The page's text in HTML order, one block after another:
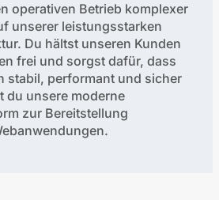
operativen Betrieb komplexer
unserer leistungsstarken
Du hältst unseren Kunden
frei und sorgst dafür, dass
stabil, performant und sicher
du unsere moderne
zur Bereitstellung